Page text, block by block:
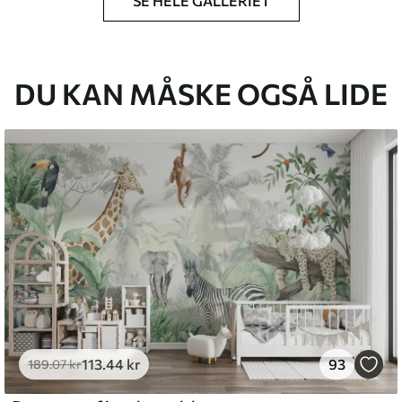
du har angivet, og skæres i identiske
.33269.00kr/m²
and Stick
.67 400
DU KAN MÅSKE OGSÅ LIDE
189.07kr113.44 kr 93